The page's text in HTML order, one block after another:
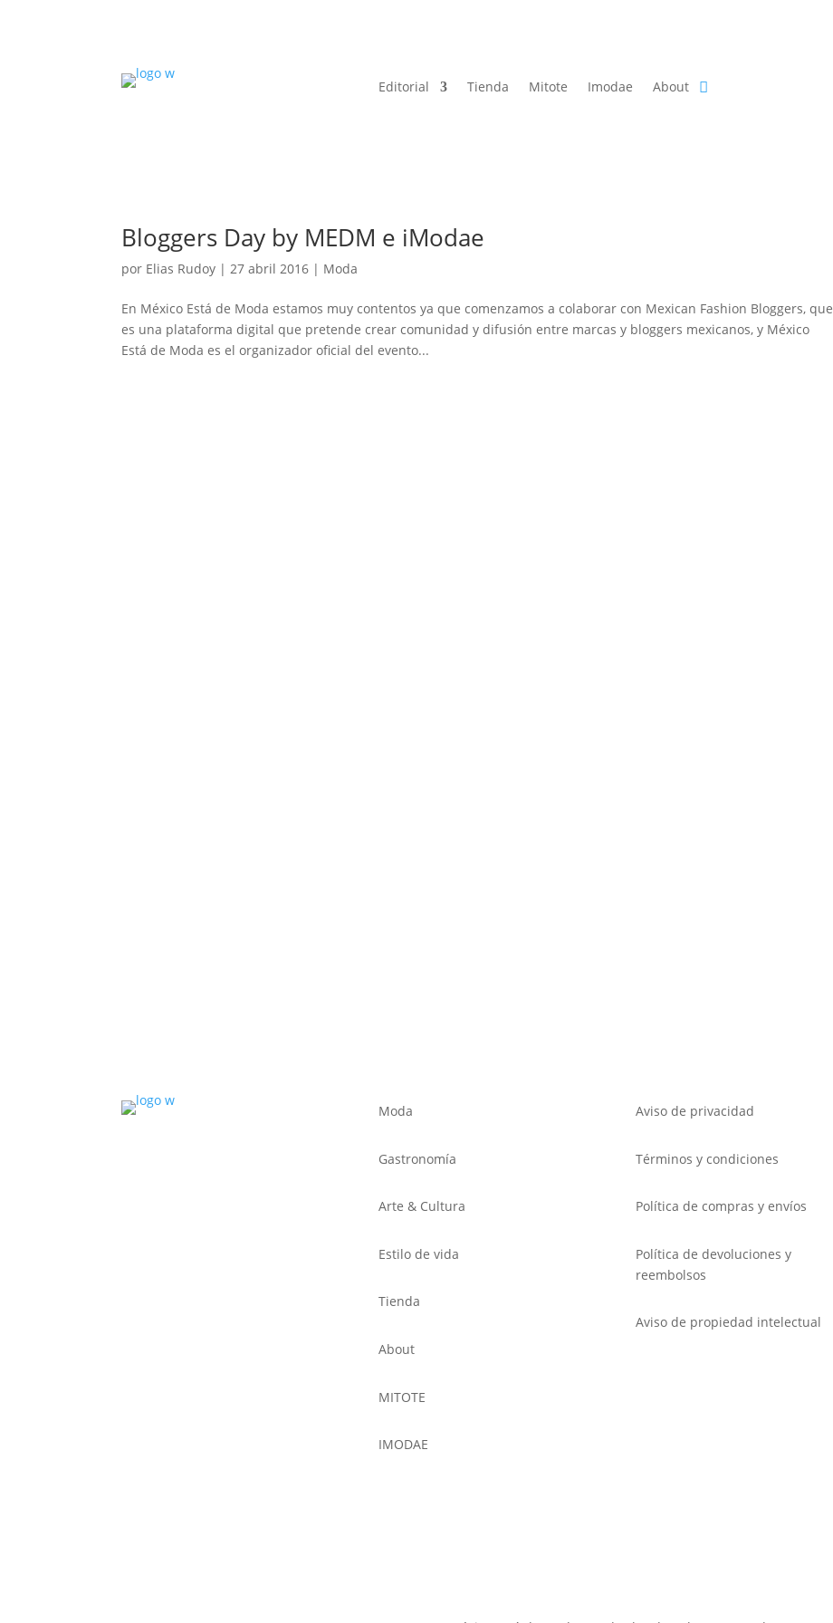
Editorial Tienda Mitote Imodae About
Bloggers Day by MEDM e iModae
por Elias Rudoy |27 abril 2016 | Moda
En México Está de Moda estamos muy contentos ya que comenzamos a colaborar con Mexican Fashion Bloggers, que
es una plataforma digital que pretende crear comunidad y difusión entre marcas y bloggers mexicanos, y México
Está de Moda es el organizador oficial del evento...
Moda
Gastronomía
Arte & Cultura
Estilo de vida
Tienda
About
MITOTE
IMODAE
Aviso de privacidad
Términos y condiciones
Política de compras y envíos
Política de devoluciones y
reembolsos
Aviso de propiedad intelectual